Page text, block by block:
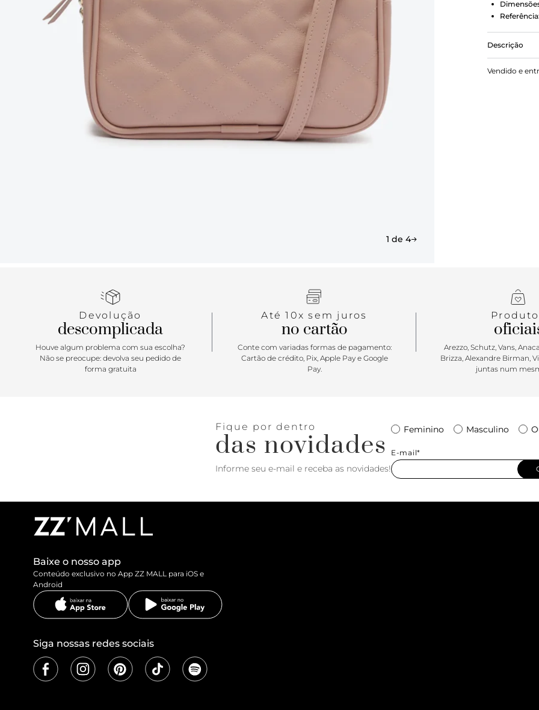
1 de 4
Referência:
Descrição
Bolsa
modelo
Vendido e
Devolução
descomplicada
Houve algum problema com sua escolha?
Não se preocupe: devolva seu pedido de
forma gratuita
Até 10x sem juros
no cartão
Conte com variadas formas de pagamento:
Cartão de crédito, Pix, Apple Pay e Google
Pay.
Arezzo, Schutz, Vans,
Brizza, Alexandre Birman,
juntas num
Fique por dentro
das novidades
Informe seu e-mail e receba as novidades!
Feminino Masculino
E-mail*
Baixe o nosso app
Conteúdo exclusivo no App ZZ MALL para iOS e
Android
Siga nossas redes sociais